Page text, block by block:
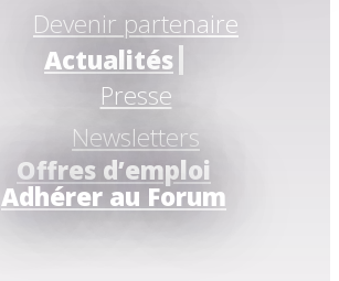
Devenir partenaire
Actualités
Presse
Newsletters
Offres d’emploi
Adhérer au Forum